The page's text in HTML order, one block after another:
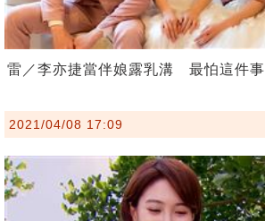
雷／李亦捷當伴娘露乳溝 最怕這件事
2021/04/08 17:09